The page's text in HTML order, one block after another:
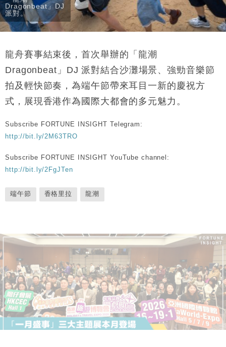
Dragonbeat」DJ
派對。
龍舟賽事結束後，首次舉辦的「龍潮
Dragonbeat」DJ 派對結合沙灘場景、強勁音樂節
拍及輕快節奏，為端午節帶來耳目一新的慶祝方
式，展現香港作為國際大都會的多元魅力。
Subscribe FORTUNE INSIGHT Telegram:
http://bit.ly/2M63TRO
Subscribe FORTUNE INSIGHT YouTube channel:
http://bit.ly/2FgJTen
端午節 香格里拉 龍潮